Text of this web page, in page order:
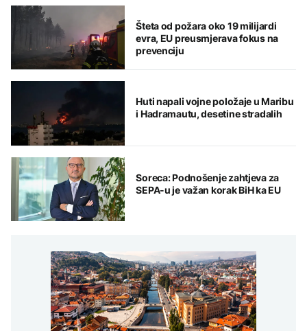
Šteta od požara oko 19 milijardi
evra, EU preusmjerava fokus na
prevenciju
Huti napali vojne položaje u Maribu
i Hadramautu, desetine stradalih
Soreca: Podnošenje zahtjeva za
SEPA-u je važan korak BiH ka EU